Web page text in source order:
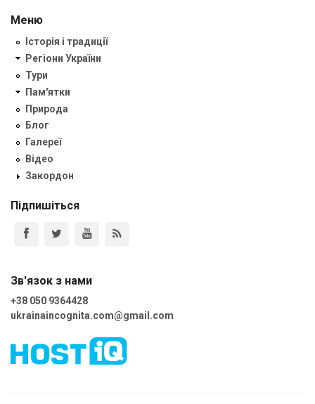
Меню
Історія і традиції
Регіони України
Тури
Пам'ятки
Природа
Блог
Галереї
Відео
Закордон
Підпишіться
Зв'язок з нами
+38 050 9364428
ukrainaincognita.com@gmail.com